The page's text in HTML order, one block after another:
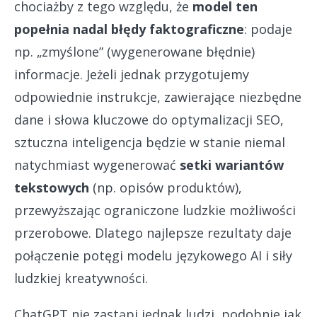
chociażby z tego względu, że model ten
popełnia nadal błędy faktograficzne: podaje
np. „zmyślone” (wygenerowane błędnie)
informacje. Jeżeli jednak przygotujemy
odpowiednie instrukcje, zawierające niezbędne
dane i słowa kluczowe do optymalizacji SEO,
sztuczna inteligencja będzie w stanie niemal
natychmiast wygenerować setki wariantów
tekstowych (np. opisów produktów),
przewyższając ograniczone ludzkie możliwości
przerobowe. Dlatego najlepsze rezultaty daje
połączenie potęgi modelu językowego AI i siły
ludzkiej kreatywności.